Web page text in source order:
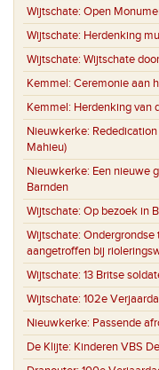
Wijtschate: Open
Wijtschate: Herdenking
Wijtschate: Wijtschate
Kemmel: Ceremonie aan
Kemmel: Herdenking van
Nieuwkerke:
Mahieu)
Nieuwkerke: Een nieuwe
Barnden
Wijtschate: Op bezoek in
Wijtschate: Ondergrondse
aangetroffen bij
Wijtschate: 13 Britse
Wijtschate: 102e
Nieuwkerke: Passende
De Klijte: Kinderen VBS